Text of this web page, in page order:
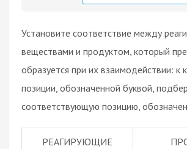
Установите соответствие между
веществами и продуктом, который
образуется при их взаимодействии: к
позиции, обозначенной буквой,
соответствующую позицию,
РЕАГИРУЮЩИЕ